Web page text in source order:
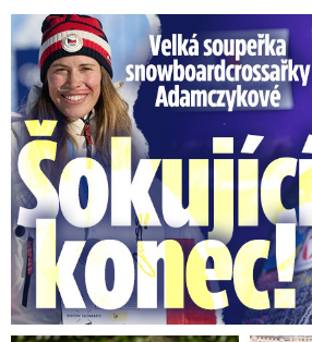
Velká soupeřka Adamczykové: Šokující